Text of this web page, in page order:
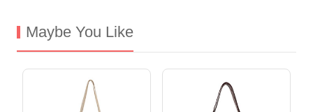
Maybe You Like